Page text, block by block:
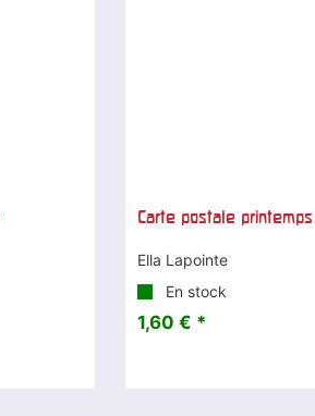
Carte postale printemps
Ella Lapointe
En stock
1,60 € *